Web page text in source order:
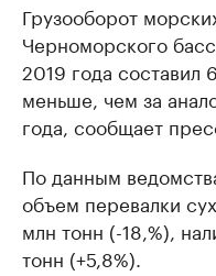
Грузооборот
Черноморского
2019 года составил
меньше, чем за
года, сообщает
По данным
объем перевалки
млн тонн (-18,%),
тонн (+5,8%).